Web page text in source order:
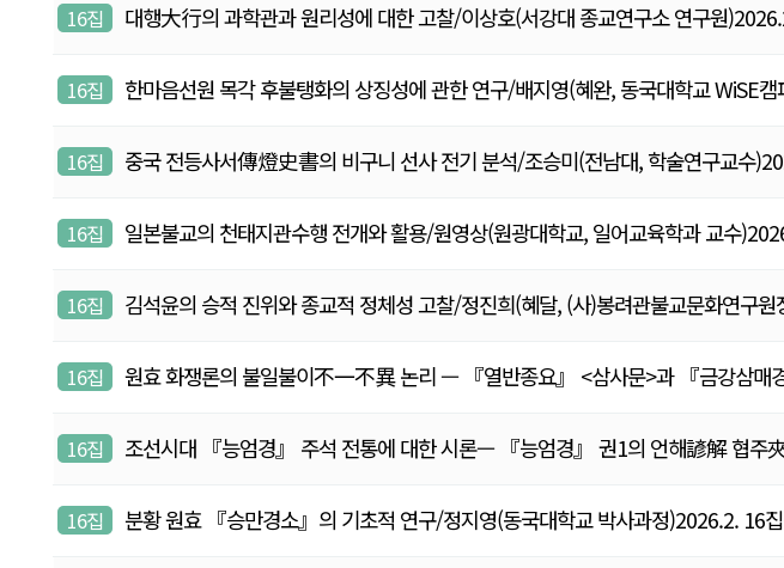
16집 대행大行의 과학관과 원리성에 대한 고찰/이상호(서강대 종교연구소 연구원
16집 한마음선원 목각 후불탱화의 상징성에 관한 연구/배지영(혜완, 동국대학교 WiSE
16집 중국 전등사서傳燈史書의 비구니 선사 전기 분석/조승미(전남대, 학술연구교수
16집 일본불교의 천태지관수행 전개와 활용/원영상(원광대학교, 일어교육학과 교수
16집 김석윤의 승적 진위와 종교적 정체성 고찰/정진희(혜달, (사)봉려관불교문화연구
16집 원효 화쟁론의 불일불이不一不異 논리 — 『열반종요』 <삼사문>과 『금강삼
16집 조선시대 『능엄경』 주석 전통에 대한 시론— 『능엄경』 권1의 언해諺解 협
16집 분황 원효 『승만경소』의 기초적 연구/정지영(동국대학교 박사과정)2026.2. 16